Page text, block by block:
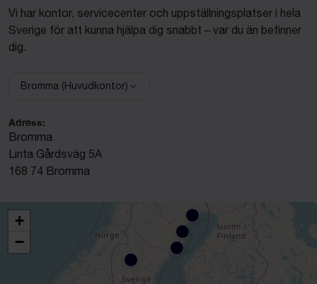
Vi har kontor, servicecenter och uppställningsplatser i hela
Sverige för att kunna hjälpa dig snabbt – var du än befinner
dig.
Välj anläggning:
Bromma (Huvudkontor)
Adress:
Bromma
Linta Gårdsväg 5A
168 74 Bromma
+
−